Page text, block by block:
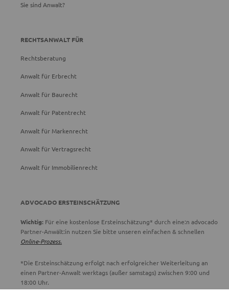
Sie sind Anwalt?
RECHTSANWALT FÜR
Rechtsberatung
Anwalt für Erbrecht
Anwalt für Baurecht
Anwalt für Patentrecht
Anwalt für Markenrecht
Anwalt für Vertragsrecht
Anwalt für Immobilienrecht
ADVOCADO ERSTEINSCHÄTZUNG
Wichtig: Für eine kostenlose Ersteinschätzung* durch eine:n advocado
Partner-Anwält:in nutzen Sie bitte unseren einfachen & schnellen
Online-Prozess.
*Die Ersteinschätzung erfolgt nach erfolgreicher Weiterleitung an
einen Partner-Anwalt werktags (außer samstags) zwischen 9:00 und
18:00 Uhr.